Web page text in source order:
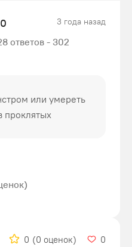
3 года назад
ответов - 302
или умереть
проклятых
0 (0 оценок) 0